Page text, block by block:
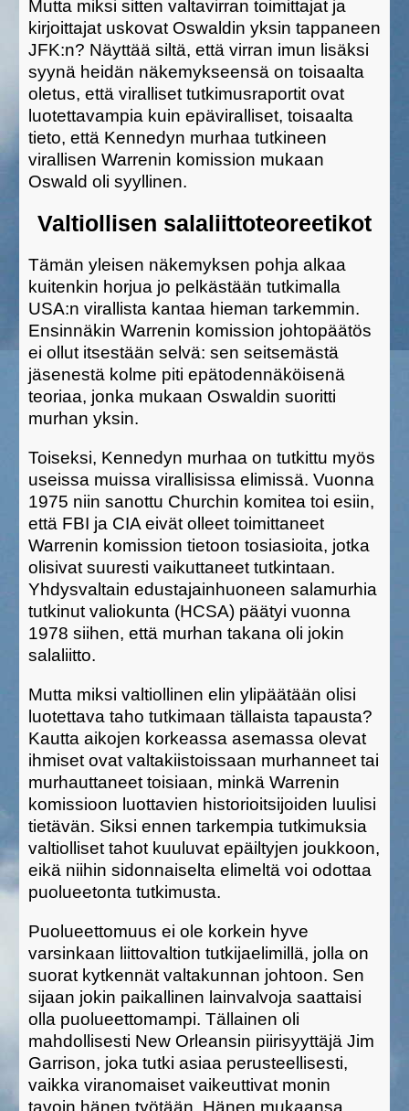
Mutta miksi sitten valtavirran toimittajat ja
kirjoittajat uskovat Oswaldin yksin tappaneen
JFK:n? Näyttää siltä, että virran imun lisäksi
syynä heidän näkemykseensä on toisaalta
oletus, että viralliset tutkimusraportit ovat
luotettavampia kuin epäviralliset, toisaalta
tieto, että Kennedyn murhaa tutkineen
virallisen Warrenin komission mukaan
Oswald oli syyllinen.
Valtiollisen salaliittoteoreetikot
Tämän yleisen näkemyksen pohja alkaa
kuitenkin horjua jo pelkästään tutkimalla
USA:n virallista kantaa hieman tarkemmin.
Ensinnäkin Warrenin komission johtopäätös
ei ollut itsestään selvä: sen seitsemästä
jäsenestä kolme piti epätodennäköisenä
teoriaa, jonka mukaan Oswaldin suoritti
murhan yksin.
Toiseksi, Kennedyn murhaa on tutkittu myös
useissa muissa virallisissa elimissä. Vuonna
1975 niin sanottu Churchin komitea toi esiin,
että FBI ja CIA eivät olleet toimittaneet
Warrenin komission tietoon tosiasioita, jotka
olisivat suuresti vaikuttaneet tutkintaan.
Yhdysvaltain edustajainhuoneen salamurhia
tutkinut valiokunta (HCSA) päätyi vuonna
1978 siihen, että murhan takana oli jokin
salaliitto.
Mutta miksi valtiollinen elin ylipäätään olisi
luotettava taho tutkimaan tällaista tapausta?
Kautta aikojen korkeassa asemassa olevat
ihmiset ovat valtakiistoissaan murhanneet tai
murhauttaneet toisiaan, minkä Warrenin
komissioon luottavien historioitsijoiden luulisi
tietävän. Siksi ennen tarkempia tutkimuksia
valtiolliset tahot kuuluvat epäiltyjen joukkoon,
eikä niihin sidonnaiselta elimeltä voi odottaa
puolueetonta tutkimusta.
Puolueettomuus ei ole korkein hyve
varsinkaan liittovaltion tutkijaelimillä, jolla on
suorat kytkennät valtakunnan johtoon. Sen
sijaan jokin paikallinen lainvalvoja saattaisi
olla puolueettomampi. Tällainen oli
mahdollisesti New Orleansin piirisyyttäjä Jim
Garrison, joka tutki asiaa perusteellisesti,
vaikka viranomaiset vaikeuttivat monin
tavoin hänen työtään. Hänen mukaansa